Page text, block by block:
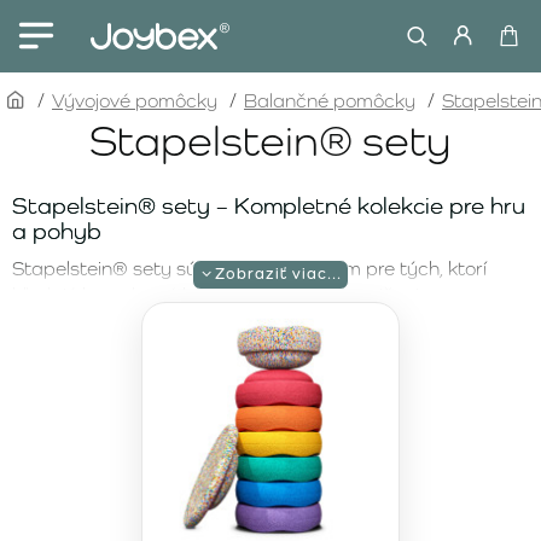
Stapelstein® sety
home
Vývojové pomôcky Balančné pomôcky Stapelstein
Stapelstein® sety – Kompletné kolekcie pre hru
a pohyb
Stapelstein® sety sú ideálnym riešením pre tých, ktorí
hľadajú komplexné balíčky pre zábavu, cvičenie a
kreatívne učenie. Každý set prináša jedinečné kombinácie
balančných kameňov a doplnkov, ktoré poskytujú
nekonečné možnosti hry. Vďaka ich ekologickému dizajnu
a ľahkej manipulácii sú vhodné pre deti každého veku aj
Stapelstein Rainbow Set Complete Pastel –
Jemné farby a neobmedzené možnosti
Stapelstein Rainbow Set Complete Pastel